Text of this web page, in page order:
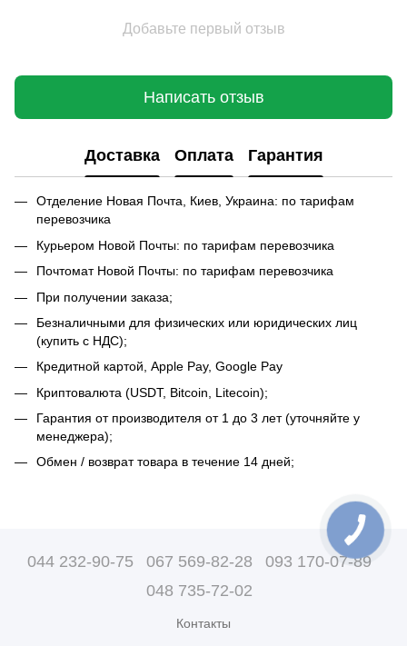
Добавьте первый отзыв
Написать отзыв
Доставка Оплата Гарантия
Отделение Новая Почта, Киев, Украина: по тарифам
перевозчика
Курьером Новой Почты: по тарифам перевозчика
Почтомат Новой Почты: по тарифам перевозчика
При получении заказа;
Безналичными для физических или юридических лиц
(купить с НДС);
Кредитной картой, Apple Pay, Google Pay
Криптовалюта (USDT, Bitcoin, Litecoin);
Гарантия от производителя от 1 до 3 лет (уточняйте у
менеджера);
Обмен / возврат товара в течение 14 дней;
044 232-90-75 067 569-82-28
093 170-07-89
048 735-72-02
Контакты